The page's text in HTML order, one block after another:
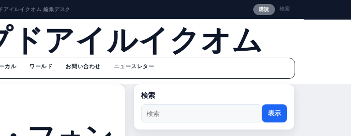
アイルイクオム 編集デスク 購読 検索
アイルイクオム
カル ワールド お問い合わせ ニュースレター
検索
表示